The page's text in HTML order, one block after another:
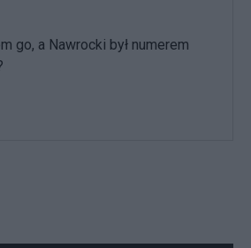
go, a Nawrocki był numerem